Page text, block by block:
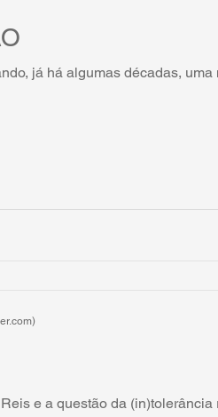
já há algumas décadas,
e a questão da